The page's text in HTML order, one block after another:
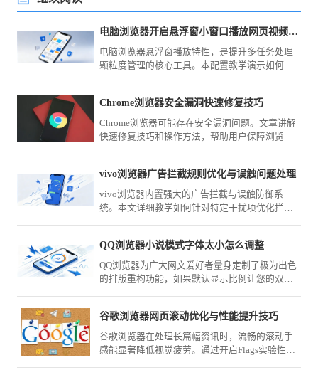
电脑浏览器开启悬浮窗小窗口播放网页视频可以做到边看边工作
电脑浏览器悬浮窗播放特性，是提升多任务处理
颗粒度管理的核心工具。本配置教学演示如何一
Chrome浏览器安全漏洞快速修复技巧
Chrome浏览器可能存在安全漏洞问题。文章讲解
快速修复技巧和操作方法，帮助用户保障浏览器
vivo浏览器广告拦截规则优化与误触问题处理
vivo浏览器内置强大的广告拦截与误触防御系
统。本文详细教学如何针对特定干扰项优化拦截
QQ浏览器小说模式字体太小怎么调整
QQ浏览器为广大网文爱好者量身定制了极为出色
的排版重构功能，如果默认显示比例让您的双眼
最舒适的尺寸，尽享纯粹阅读。
谷歌浏览器网页滚动优化与性能提升技巧
谷歌浏览器在处理长篇幅资讯时，流畅的滚动手
感能显著降低视觉疲劳。通过开启Flags实验性平